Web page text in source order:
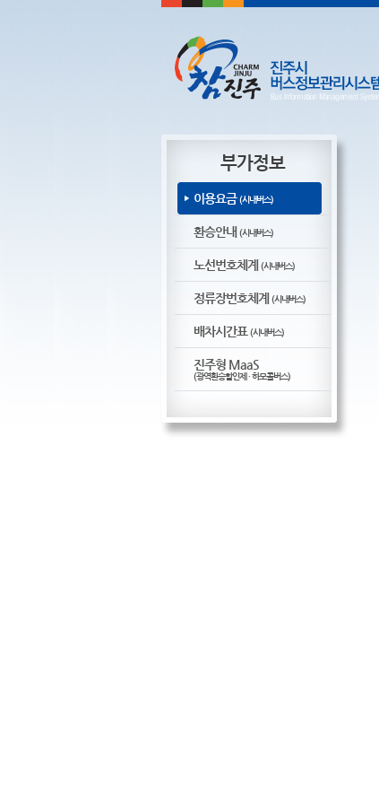
부가정보
이용요금(시내버스)
환승안내 (시내버스)
노선번호체계 (시내버스)
정류장번호체계 (시내버스)
배차시간표 (시내버스)
진주형 MaaS
(광역환승할인제 · 하모콜버스)